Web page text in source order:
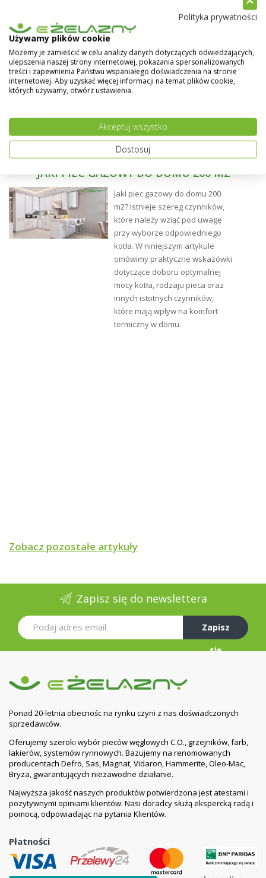
JAKI PIEC GAZOWY DO DOMU 200 M2
Jaki piec gazowy do domu 200
m2? Istnieje szereg czynników,
które należy wziąć pod uwagę
przy wyborze odpowiedniego
kotła. W niniejszym artykule
omówimy praktyczne wskazówki
dotyczące doboru optymalnej
mocy kotła, rodzaju pieca oraz
innych istotnych czynników,
które mają wpływ na komfort
termiczny w domu.
Zobacz pozostałe artykuły
Zapisz się do newslettera
Zapisz
się
Ponad 20-letnia obecnośc na rynku czyni z nas doświadczonych
sprzedawców.
Oferujemy szeroki wybór pieców węglowych C.O., grzejników, farb,
lakierów, systemów rynnowych. Bazujemy na renomowanych
producentach Defro, Sas, Magnat, Vidaron, Hammerite, Oleo-Mac,
Bryza, gwarantujących niezawodne działanie.
Najwyższa jakość naszych produktów potwierdzona jest atestami i
pozytywnymi opiniami klientów. Nasi doradcy służą ekspercką radą i
pomocą, odpowiadając na pytania Klientów.
Płatności
Polityka prywatności
Używamy plików cookie
Możemy je zamieścić w celu analizy danych dotyczących odwiedzających,
ulepszenia naszej strony internetowej, pokazania spersonalizowanych
treści i zapewnienia Państwu wspaniałego doświadczenia na stronie
internetowej. Aby uzyskać więcej informacji na temat plików cookie,
których używamy, otwórz ustawienia.
Akceptuj wszystko
Dostosuj